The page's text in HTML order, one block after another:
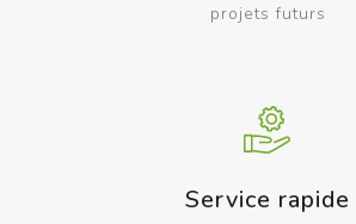
projets futurs
Service rapide